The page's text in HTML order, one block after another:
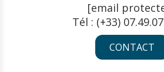
[email
Tél : (+33)
CONTACT